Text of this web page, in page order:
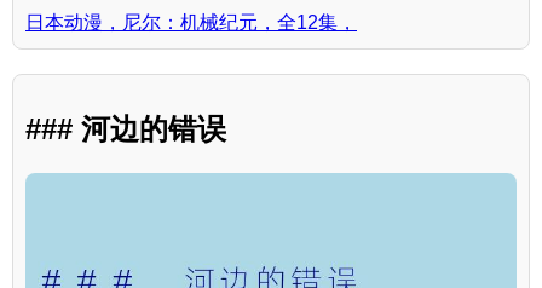
日本动漫，尼尔：机械纪元，全12集，
### 河边的错误